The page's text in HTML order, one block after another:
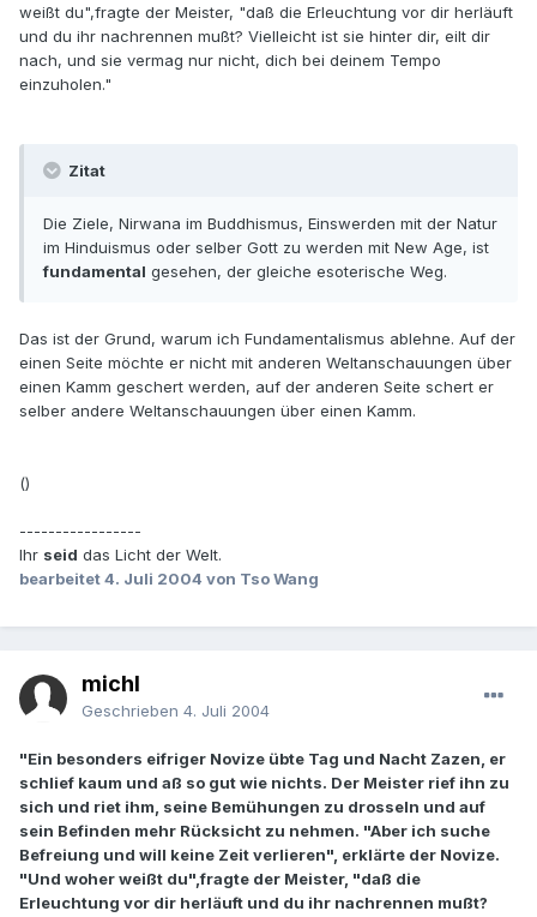
weißt du",fragte der Meister, "daß die Erleuchtung vor dir herläuft
und du ihr nachrennen mußt? Vielleicht ist sie hinter dir, eilt dir
nach, und sie vermag nur nicht, dich bei deinem Tempo
einzuholen."
Zitat
Die Ziele, Nirwana im Buddhismus, Einswerden mit der Natur
im Hinduismus oder selber Gott zu werden mit New Age, ist
fundamental gesehen, der gleiche esoterische Weg.
Das ist der Grund, warum ich Fundamentalismus ablehne. Auf der
einen Seite möchte er nicht mit anderen Weltanschauungen über
einen Kamm geschert werden, auf der anderen Seite schert er
selber andere Weltanschauungen über einen Kamm.
()
-----------------
Ihr seid das Licht der Welt.
bearbeitet4. Juli 2004 von Tso Wang
michl
Geschrieben 4. Juli 2004
"Ein besonders eifriger Novize übte Tag und Nacht Zazen, er
schlief kaum und aß so gut wie nichts. Der Meister rief ihn zu
sich und riet ihm, seine Bemühungen zu drosseln und auf
sein Befinden mehr Rücksicht zu nehmen. "Aber ich suche
Befreiung und will keine Zeit verlieren", erklärte der Novize.
"Und woher weißt du",fragte der Meister, "daß die
Erleuchtung vor dir herläuft und du ihr nachrennen mußt?